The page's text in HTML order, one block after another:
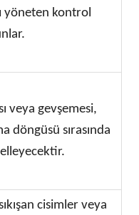
yöneten kontrol
veya gevşemesi,
döngüsü sırasında
cisimler veya